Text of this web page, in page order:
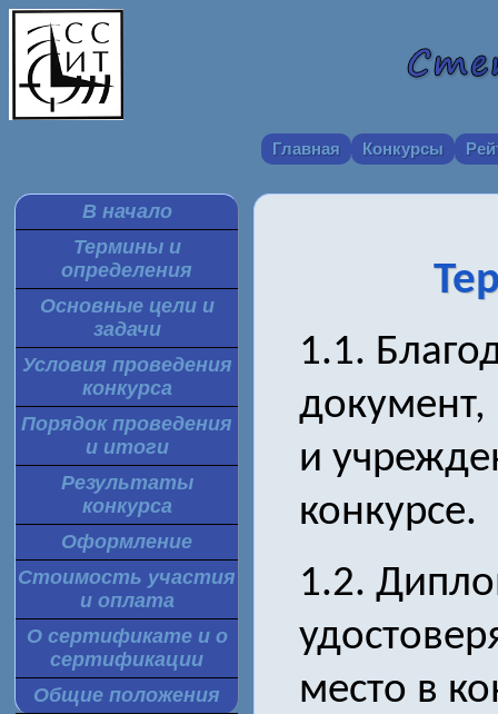
Главная Конкурсы
В начало
Термины и
определения
Основные цели и
задачи
Условия проведения
конкурса
Порядок проведения
и итоги
Результаты
конкурса
Оформление
Стоимость участия
и оплата
О сертификате и о
сертификации
Общие положения
1.1.
документ,
и
конкурсе.
1.2.
место в